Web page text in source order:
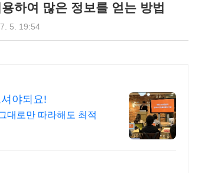
하여 많은 정보를 얻는 방법
5. 19:54
야되요!
대로만 따라해도 최적